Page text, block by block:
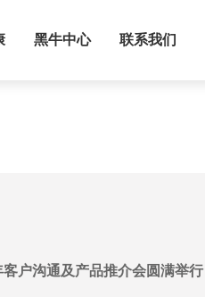
黑牛中心 联系我们
户沟通及产品推介会圆满举行